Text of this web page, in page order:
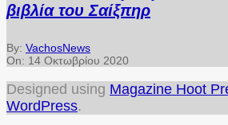
βιβλία του Σαίξπηρ
By: VachosNews
On: 14 Οκτωβρίου 2020
Designed using Magazine Hoot
WordPress.